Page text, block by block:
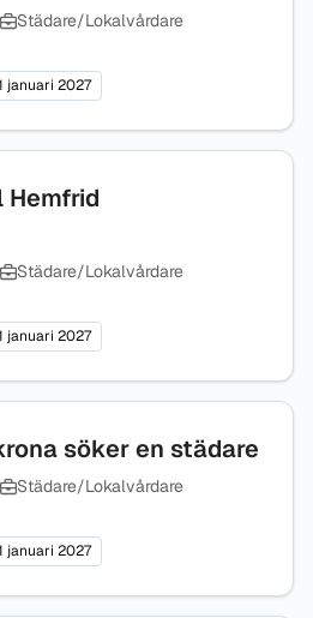
Städare/Lokalvårdare
januari 2027
Städare/Lokalvårdare
januari 2027
söker en städare
Städare/Lokalvårdare
januari 2027